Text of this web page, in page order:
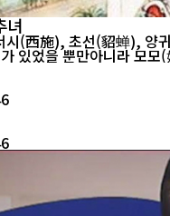
녀
시(西施), 초선(貂蝉), 양
있었을 뿐만아니라 모
) 4대 추녀도 있었다. 원고시대 황제
농
을 통일했다. 그때로부터